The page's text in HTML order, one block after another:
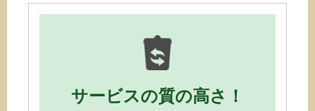
サービスの質の高さ！